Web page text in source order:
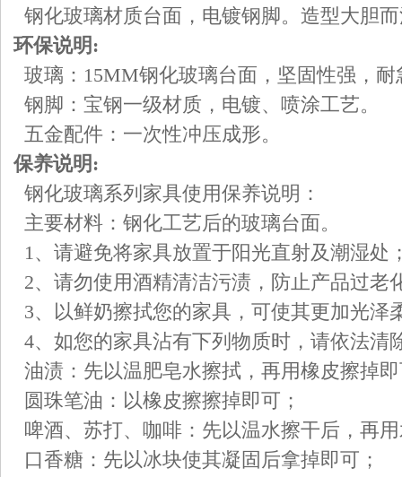
钢化玻璃材质台面，电镀钢脚。造型大胆
环保说明:
玻璃：15MM钢化玻璃台面，坚固性强，耐
钢脚：宝钢一级材质，电镀、喷涂工艺。
五金配件：一次性冲压成形。
保养说明:
钢化玻璃系列家具使用保养说明：
主要材料：钢化工艺后的玻璃台面。
1、请避免将家具放置于阳光直射及潮湿处
2、请勿使用酒精清洁污渍，防止产品
3、以鲜奶擦拭您的家具，可使其更
4、如您的家具沾有下列物质时，请依法清
油渍：先以温肥皂水擦拭，再用橡皮擦掉
圆珠笔油：以橡皮擦擦掉即可；
啤酒、苏打、咖啡：先以温水擦干后，再
口香糖：先以冰块使其凝固后拿掉即可；